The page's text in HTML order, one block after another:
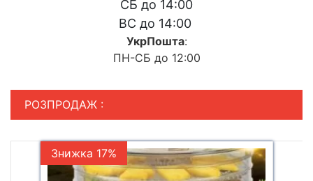
СБ до 14:00
ВС до 14:00
УкрПошта:
ПН-СБ до 12:00
РОЗПРОДАЖ :
Знижка 17%